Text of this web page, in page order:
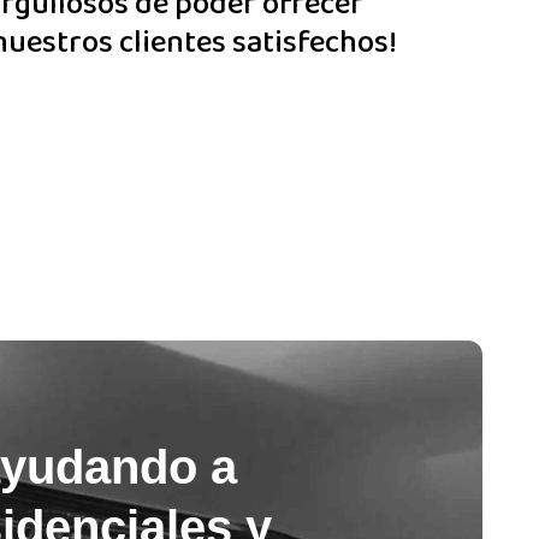
clientes satisfechos!
a
y